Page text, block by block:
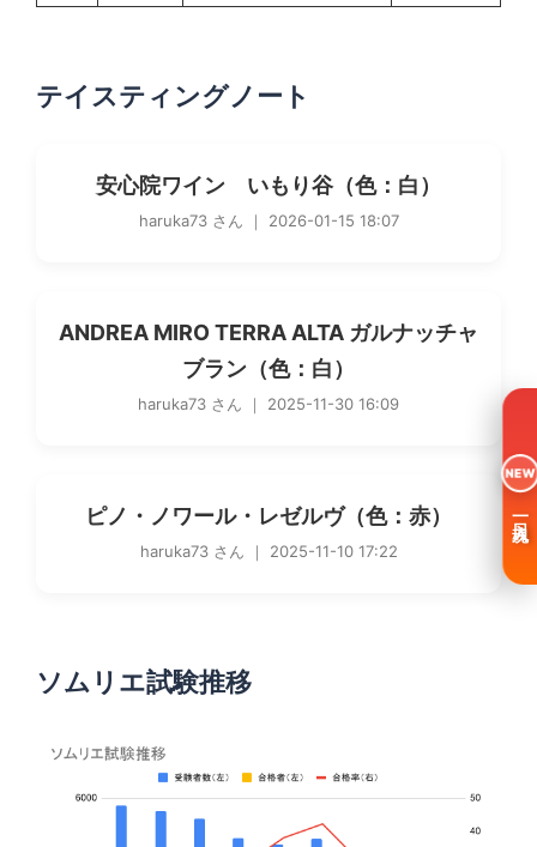
テイスティングノート
安心院ワイン いもり谷（色：白）
haruka73 さん ｜ 2026-01-15 18:07
ANDREA MIRO TERRA ALTA ガルナッチャ
ブラン（色：白）
haruka73 さん ｜ 2025-11-30 16:09
ピノ・ノワール・レゼルヴ（色：赤）
haruka73 さん ｜ 2025-11-10 17:22
ソムリエ試験推移
NEW